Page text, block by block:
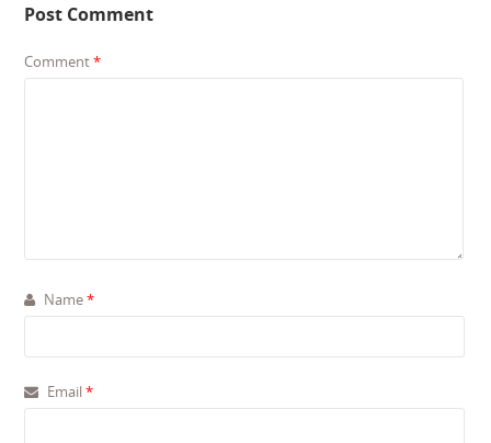
Post Comment
Comment*
Name*
Email*